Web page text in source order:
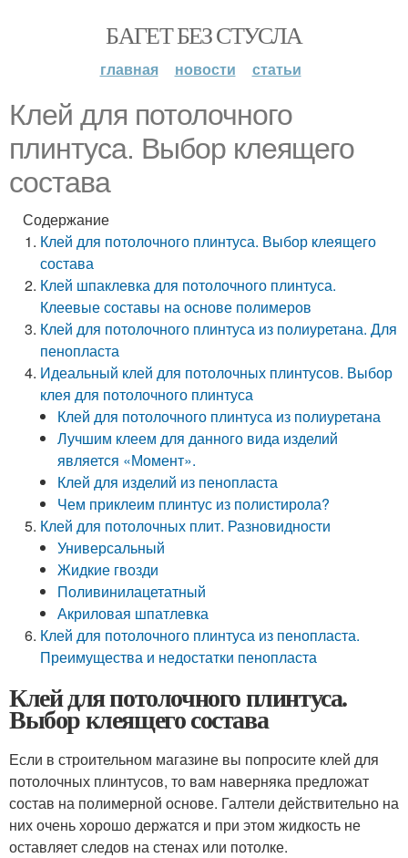
БАГЕТ БЕЗ СТУСЛА
главная новости статьи
Клей для потолочного
плинтуса. Выбор клеящего
состава
Содержание
Клей для потолочного плинтуса. Выбор клеящего
состава
Клей шпаклевка для потолочного плинтуса.
Клеевые составы на основе полимеров
Клей для потолочного плинтуса из полиуретана. Для
пенопласта
Идеальный клей для потолочных плинтусов. Выбор
клея для потолочного плинтуса
Клей для потолочного плинтуса из полиуретана
Лучшим клеем для данного вида изделий
является «Момент».
Клей для изделий из пенопласта
Чем приклеим плинтус из полистирола?
Клей для потолочных плит. Разновидности
Универсальный
Жидкие гвозди
Поливинилацетатный
Акриловая шпатлевка
Клей для потолочного плинтуса из пенопласта.
Преимущества и недостатки пенопласта
Клей для потолочного плинтуса.
Выбор клеящего состава
Если в строительном магазине вы попросите клей для
потолочных плинтусов, то вам наверняка предложат
состав на полимерной основе. Галтели действительно на
них очень хорошо держатся и при этом жидкость не
оставляет следов на стенах или потолке.